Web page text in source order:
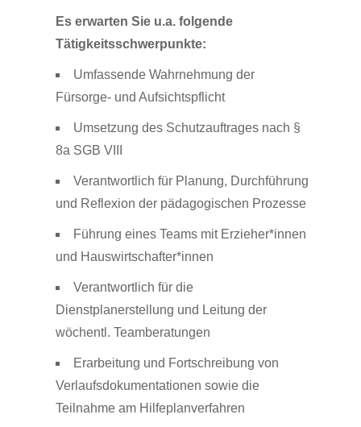
Es erwarten Sie u.a. folgende
Tätigkeitsschwerpunkte:
Umfassende Wahrnehmung der
Fürsorge- und Aufsichtspflicht
Umsetzung des Schutzauftrages nach §
8a SGB VIII
Verantwortlich für Planung, Durchführung
und Reflexion der pädagogischen Prozesse
Führung eines Teams mit Erzieher*innen
und Hauswirtschafter*innen
Verantwortlich für die
Dienstplanerstellung und Leitung der
wöchentl. Teamberatungen
Erarbeitung und Fortschreibung von
Verlaufsdokumentationen sowie die
Teilnahme am Hilfeplanverfahren